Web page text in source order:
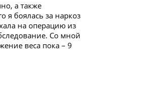
а также
я боялась за наркоз
на операцию из
Со мной
веса пока – 9